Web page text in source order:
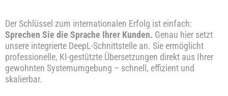
Der Schlüssel zum internationalen Erfolg ist einfach:
Sprechen Sie die Sprache Ihrer Kunden. Genau hier setzt
unsere integrierte DeepL-Schnittstelle an. Sie ermöglicht
professionelle, KI-gestützte Übersetzungen direkt aus Ihrer
gewohnten Systemumgebung – schnell, effizient und
skalierbar.